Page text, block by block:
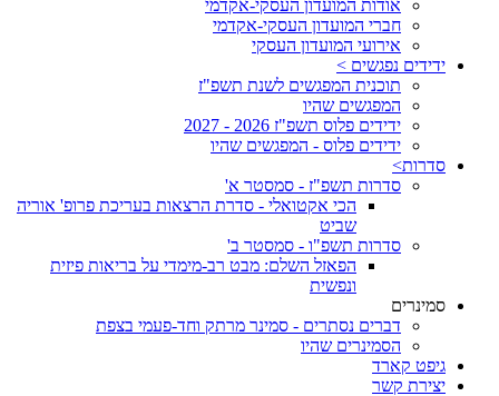
אודות המועדון העסקי-אקדמי
חברי המועדון העסקי-אקדמי
אירועי המועדון העסקי
ידידים נפגשים >
תוכנית המפגשים לשנת תשפ"ז
המפגשים שהיו
ידידים פלוס תשפ"ז 2026 - 2027
ידידים פלוס - המפגשים שהיו
סדרות>
סדרות תשפ"ז - סמסטר א'
הכי אקטואלי - סדרת הרצאות בעריכת פרופ' אוריה
שביט
סדרות תשפ"ו - סמסטר ב'
הפאזל השלם: מבט רב-מימדי על בריאות פיזית
ונפשית
סמינרים
דברים נסתרים - סמינר מרתק וחד-פעמי בצפת
הסמינרים שהיו
גיפט קארד
יצירת קשר